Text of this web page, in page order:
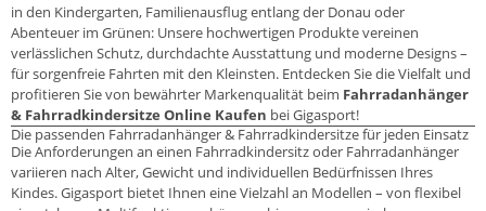
in den Kindergarten, Familienausflug entlang der Donau oder
Abenteuer im Grünen: Unsere hochwertigen Produkte vereinen
verlässlichen Schutz, durchdachte Ausstattung und moderne Designs –
für sorgenfreie Fahrten mit den Kleinsten. Entdecken Sie die Vielfalt und
profitieren Sie von bewährter Markenqualität beim Fahrradanhänger
& Fahrradkindersitze Online Kaufen bei Gigasport!
Die passenden Fahrradanhänger & Fahrradkindersitze für jeden Einsatz
Die Anforderungen an einen Fahrradkindersitz oder Fahrradanhänger
variieren nach Alter, Gewicht und individuellen Bedürfnissen Ihres
Kindes. Gigasport bietet Ihnen eine Vielzahl an Modellen – von flexibel